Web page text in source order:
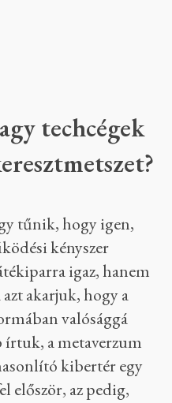
tűnik, hogy igen,
kényszer
igaz, hanem
azt akarjuk, hogy a
valósággá
a metaverzum
kibertér egy
először, az pedig,